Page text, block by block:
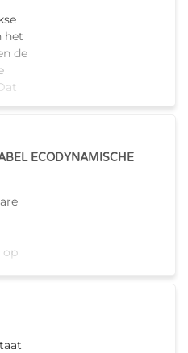
het
de
ECODYNAMISCHE
op